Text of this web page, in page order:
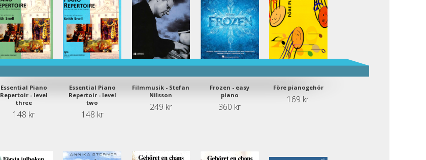
Essential Piano
Repertoir - level
three
148 kr
Essential Piano
Repertoir - level
two
148 kr
Filmmusik - Stefan
Nilsson
249 kr
Frozen - easy
piano
360 kr
Före pianogehör
169 kr